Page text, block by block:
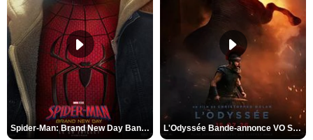
Spider-Man: Brand New Day Bande-annonce VO STFR L'Odyssée Bande-annonce VO STFR